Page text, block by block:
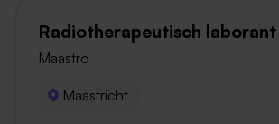
Radiotherapeutisch
Maastro
Maastricht